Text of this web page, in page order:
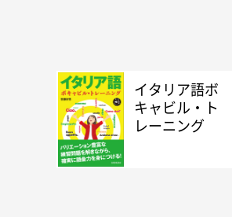
イタリア語ボ
キャビル・ト
レーニング